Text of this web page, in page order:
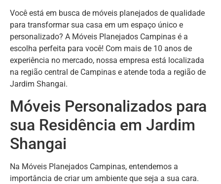
Você está em busca de móveis planejados de qualidade
para transformar sua casa em um espaço único e
personalizado? A Móveis Planejados Campinas é a
escolha perfeita para você! Com mais de 10 anos de
experiência no mercado, nossa empresa está localizada
na região central de Campinas e atende toda a região de
Jardim Shangai.
Móveis Personalizados para
sua Residência em Jardim
Shangai
Na Móveis Planejados Campinas, entendemos a
importância de criar um ambiente que seja a sua cara.